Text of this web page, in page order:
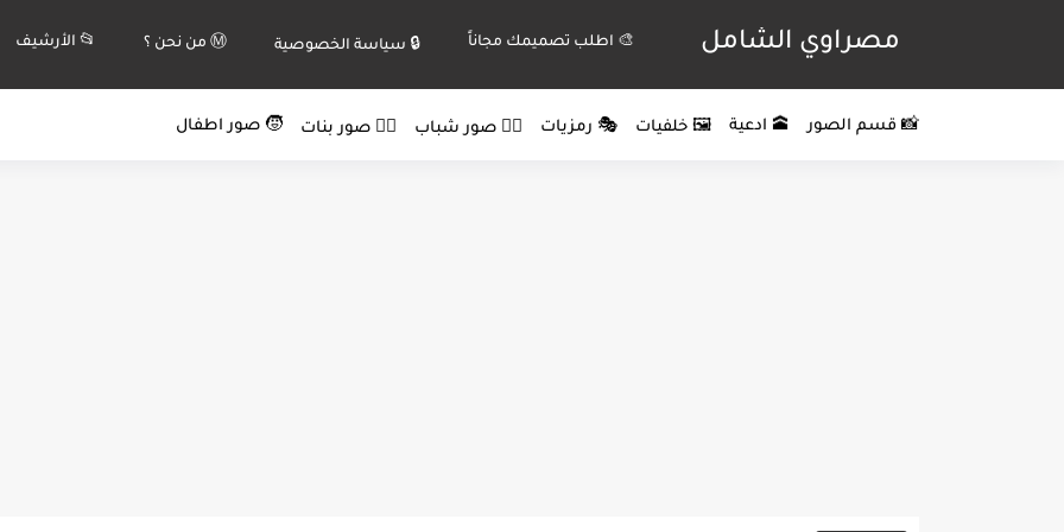
مصراوي الشامل 🎨 اطلب تصميمك مجاناً 🔒 سياسة الخصوصية Ⓜ️ من نحن ؟ 📂 الأرشيف
📸 قسم الصور 🕋 ادعية 🖼️ خلفيات 🎭 رمزيات 🙍‍♂️ صور شباب 🙍‍♀️ صور بنات 🧒 صور اطفال